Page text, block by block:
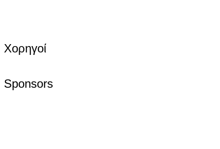
Χορηγοί
Sponsors